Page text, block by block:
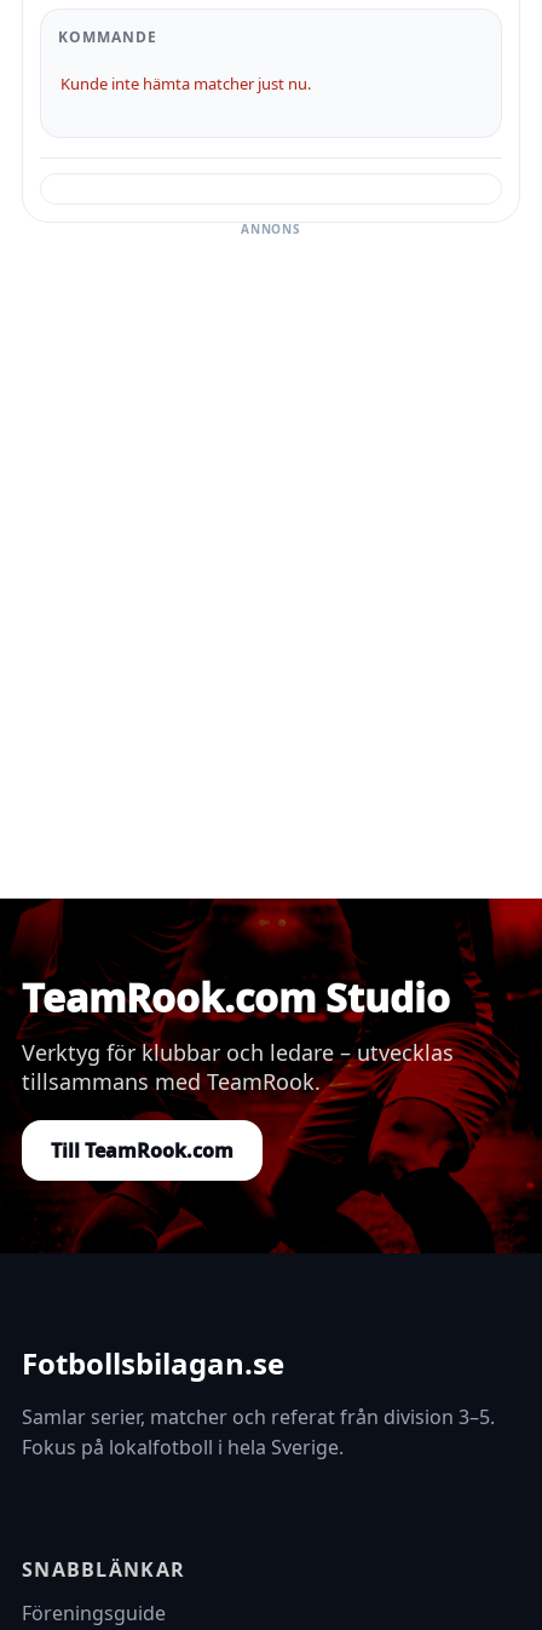
KOMMANDE
Kunde inte hämta matcher just nu.
ANNONS
TeamRook.com Studio
Verktyg för klubbar och ledare – utvecklas
tillsammans med TeamRook.
Till TeamRook.com
Fotbollsbilagan.se
Samlar serier, matcher och referat från division 3–5.
Fokus på lokalfotboll i hela Sverige.
SNABBLÄNKAR
Föreningsguide